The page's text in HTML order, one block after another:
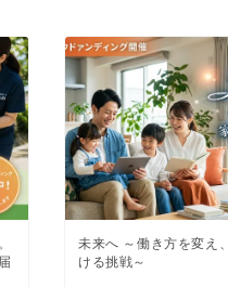
ビューティー
GoodCAMPFIRE Creation
納税
machi-ya コミュニティ
未来へ ～働き方を変え
ける挑戦～